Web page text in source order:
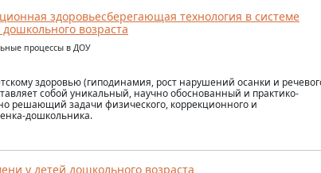
здоровьесберегающая технология в системе
возраста
процессы в ДОУ
здоровью (гиподинамия, рост нарушений осанки и
собой уникальный, научно обоснованный и практико-
решающий задачи физического, коррекционного и
дошкольника.
у детей дошкольного возраста